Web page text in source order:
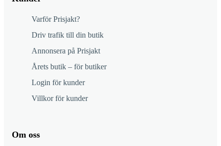
Varför Prisjakt?
Driv trafik till din butik
Annonsera på Prisjakt
Årets butik – för butiker
Login för kunder
Villkor för kunder
Om oss